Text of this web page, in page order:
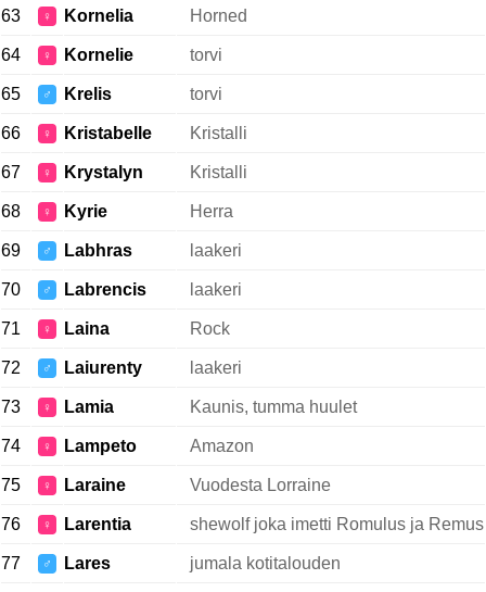
63 ♀ Kornelia Horned
64 ♀ Kornelie torvi
65 ♂ Krelis torvi
66 ♀ Kristabelle Kristalli
67 ♀ Krystalyn Kristalli
68 ♀ Kyrie Herra
69 ♂ Labhras laakeri
70 ♂ Labrencis laakeri
71 ♀ Laina Rock
72 ♂ Laiurenty laakeri
73 ♀ Lamia Kaunis, tumma huulet
74 ♀ Lampeto Amazon
75 ♀ Laraine Vuodesta Lorraine
76 ♀ Larentia shewolf joka imetti Romulus ja Remus
77 ♂ Lares jumala kotitalouden